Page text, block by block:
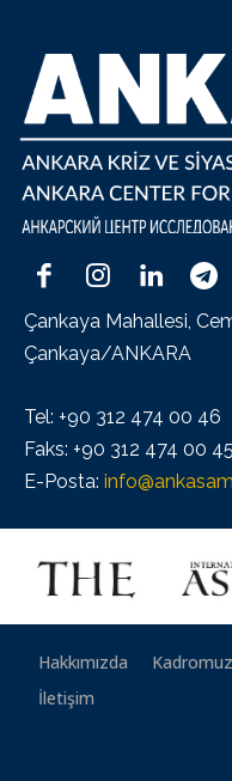
Çankaya Mahallesi,
Çankaya/ANKARA
Tel: +90 312 474 00 46
Faks: +90 312 474 00 45
E-Posta:
Hakkımızda Kadromuz
İletişim